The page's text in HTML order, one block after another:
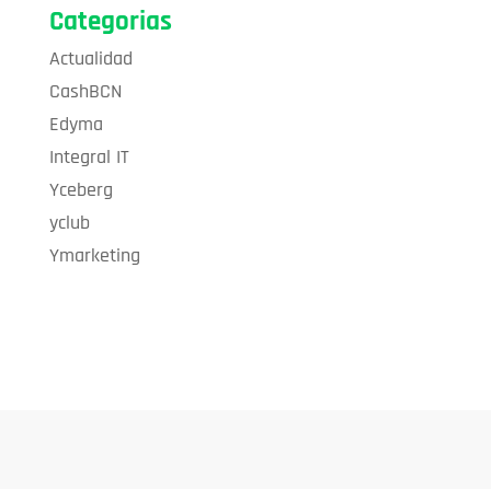
Categorias
Actualidad
CashBCN
Edyma
Integral IT
Yceberg
yclub
Ymarketing